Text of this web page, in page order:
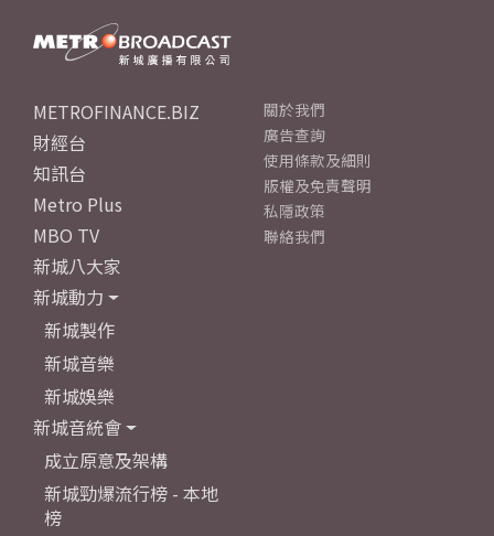
METROFINANCE.BIZ
財經台
知訊台
Metro Plus
MBO TV
新城八大家
新城動力
新城製作
新城音樂
新城娛樂
新城音統會
成立原意及架構
新城勁爆流行榜 - 本地
榜
關於我們
廣告查詢
使用條款及細則
版權及免責聲明
私隱政策
聯絡我們